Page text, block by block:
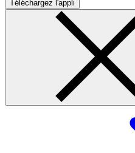
Téléchargez l'appli